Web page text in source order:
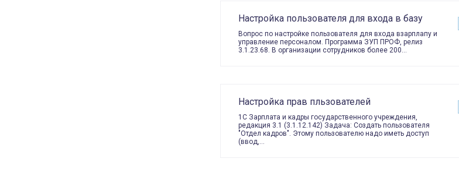
Настройка пользователя для входа в базу
Вопрос по настройке пользователя для входа взарплапу и
управление персоналом. Программа ЗУП ПРОФ, релиз
3.1.23.68. В организации сотрудников более 200…
Настройка прав пльзователей
1C Зарплата и кадры государственного учреждения,
редакция 3.1 (3.1.12.142) Задача: Создать пользователя
"Отдел кадров". Этому пользователю надо иметь доступ
(ввод,…